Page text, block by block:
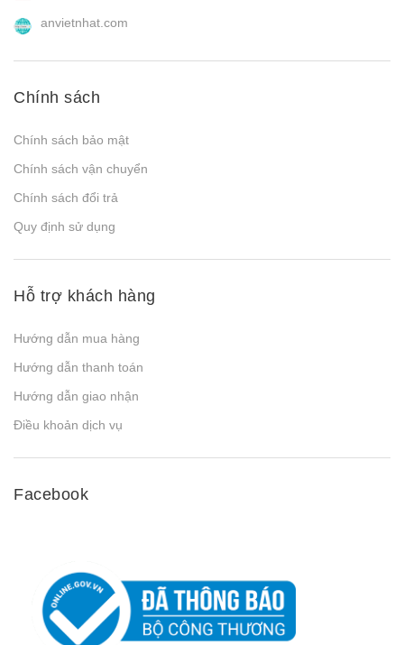
anvietnhat.com
Chính sách
Chính sách bảo mật
Chính sách vận chuyển
Chính sách đổi trả
Quy định sử dụng
Hỗ trợ khách hàng
Hướng dẫn mua hàng
Hướng dẫn thanh toán
Hướng dẫn giao nhận
Điều khoản dịch vụ
Facebook